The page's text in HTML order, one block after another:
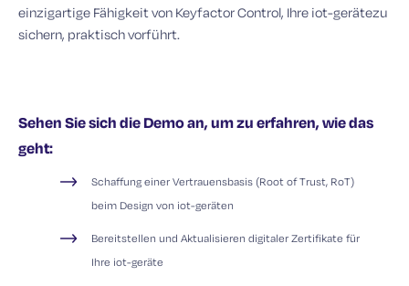
einzigartige Fähigkeit von Keyfactor Control, Ihre iot-gerätezu
sichern, praktisch vorführt.
Sehen Sie sich die Demo an, um zu erfahren, wie das
geht:
Schaffung einer Vertrauensbasis (Root of Trust, RoT)
beim Design von iot-geräten
Bereitstellen und Aktualisieren digitaler Zertifikate für
Ihre iot-geräte